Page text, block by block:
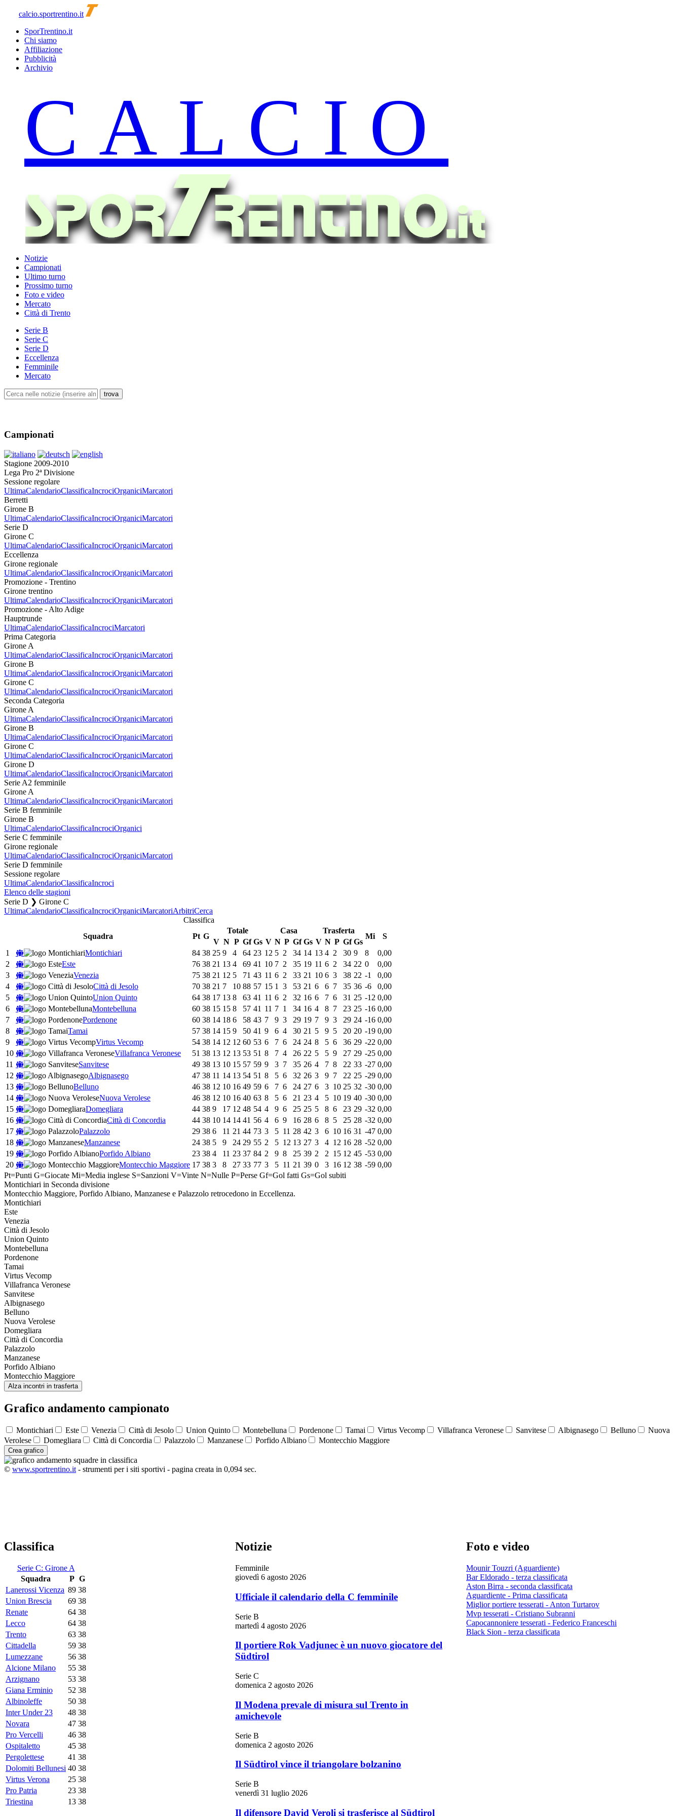
calcio.sportrentino.it
SporTrentino.it
Chi siamo
Affiliazione
Pubblicità
Archivio
Notizie
Campionati
Ultimo turno
Prossimo turno
Foto e video
Mercato
Città di Trento
Serie B
Serie C
Serie D
Eccellenza
Femminile
Mercato
Campionati
Stagione 2009-2010
Lega Pro 2ª Divisione
Sessione regolare
UltimaCalendarioClassificaIncrociOrganiciMarcatori
Berretti
Girone B
UltimaCalendarioClassificaIncrociOrganiciMarcatori
Serie D
Girone C
UltimaCalendarioClassificaIncrociOrganiciMarcatori
Eccellenza
Girone regionale
UltimaCalendarioClassificaIncrociOrganiciMarcatori
Promozione - Trentino
Girone trentino
UltimaCalendarioClassificaIncrociOrganiciMarcatori
Promozione - Alto Adige
Hauptrunde
UltimaCalendarioClassificaIncrociMarcatori
Prima Categoria
Girone A
UltimaCalendarioClassificaIncrociOrganiciMarcatori
Girone B
UltimaCalendarioClassificaIncrociOrganiciMarcatori
Girone C
UltimaCalendarioClassificaIncrociOrganiciMarcatori
Seconda Categoria
Girone A
UltimaCalendarioClassificaIncrociOrganiciMarcatori
Girone B
UltimaCalendarioClassificaIncrociOrganiciMarcatori
Girone C
UltimaCalendarioClassificaIncrociOrganiciMarcatori
Girone D
UltimaCalendarioClassificaIncrociOrganiciMarcatori
Serie A2 femminile
Girone A
UltimaCalendarioClassificaIncrociOrganiciMarcatori
Serie B femminile
Girone B
UltimaCalendarioClassificaIncrociOrganici
Serie C femminile
Girone regionale
UltimaCalendarioClassificaIncrociOrganiciMarcatori
Serie D femminile
Sessione regolare
UltimaCalendarioClassificaIncroci
Elenco delle stagioni
Serie D ❯ Girone C
UltimaCalendarioClassificaIncrociOrganiciMarcatoriArbitriCerca
Classifica
Squadra
Pt G
Totale Casa Trasferta
Mi S
V N P Gf Gs V N P Gf Gs V N P Gf Gs
1
Montichiari 84 38 25 9 4 64 23 12 5 2 34 14 13 4 2 30 9 8
0,00
2
Este 76 38 21 13 4 69 41 10 7 2 35 19 11 6 2 34 22 0
0,00
3
Venezia 75 38 21 12 5 71 43 11 6 2 33 21 10 6 3 38 22 -1
0,00
4
Città di Jesolo 70 38 21 7 10 88 57 15 1 3 53 21 6 6 7 35 36 -6
0,00
5
Union Quinto 64 38 17 13 8 63 41 11 6 2 32 16 6 7 6 31 25 -12 0,00
6
Montebelluna 60 38 15 15 8 57 41 11 7 1 34 16 4 8 7 23 25 -16 0,00
7
Pordenone 60 38 14 18 6 58 43 7 9 3 29 19 7 9 3 29 24 -16 0,00
8
Tamai 57 38 14 15 9 50 41 9 6 4 30 21 5 9 5 20 20 -19 0,00
9
Virtus Vecomp 54 38 14 12 12 60 53 6 7 6 24 24 8 5 6 36 29 -22 0,00
10
Villafranca Veronese 51 38 13 12 13 53 51 8 7 4 26 22 5 5 9 27 29 -25 0,00
11
Sanvitese 49 38 13 10 15 57 59 9 3 7 35 26 4 7 8 22 33 -27 0,00
12
Albignasego 47 38 11 14 13 54 51 8 5 6 32 26 3 9 7 22 25 -29 0,00
13
Belluno 46 38 12 10 16 49 59 6 7 6 24 27 6 3 10 25 32 -30 0,00
14
Nuova Verolese 46 38 12 10 16 40 63 8 5 6 21 23 4 5 10 19 40 -30 0,00
15
Domegliara 44 38 9 17 12 48 54 4 9 6 25 25 5 8 6 23 29 -32 0,00
16
Città di Concordia 44 38 10 14 14 41 56 4 6 9 16 28 6 8 5 25 28 -32 0,00
17
Palazzolo 29 38 6 11 21 44 73 3 5 11 28 42 3 6 10 16 31 -47 0,00
18
Manzanese 24 38 5 9 24 29 55 2 5 12 13 27 3 4 12 16 28 -52 0,00
19
Porfido Albiano 23 38 4 11 23 37 84 2 9 8 25 39 2 2 15 12 45 -53 0,00
20
Montecchio Maggiore 17 38 3 8 27 33 77 3 5 11 21 39 0 3 16 12 38 -59 0,00
Pt=Punti G=Giocate Mi=Media inglese S=Sanzioni V=Vinte N=Nulle P=Perse Gf=Gol fatti Gs=Gol subiti
Montichiari in Seconda divisione
Montecchio Maggiore, Porfido Albiano, Manzanese e Palazzolo retrocedono in Eccellenza.
Montichiari
Este
Venezia
Città di Jesolo
Union Quinto
Montebelluna
Pordenone
Tamai
Virtus Vecomp
Villafranca Veronese
Sanvitese
Albignasego
Belluno
Nuova Verolese
Domegliara
Città di Concordia
Palazzolo
Manzanese
Porfido Albiano
Montecchio Maggiore
Alza incontri in trasferta
Grafico andamento campionato
Montichiari Este Venezia Città di Jesolo Union Quinto Montebelluna Pordenone Tamai Virtus Vecomp Villafranca Veronese Sanvitese Albignasego Belluno
Nuova
Verolese
Domegliara Città di Concordia Palazzolo Manzanese Porfido Albiano Montecchio Maggiore
Crea grafico
© www.sportrentino.it- strumenti per i siti sportivi - pagina creata in 0,094 sec.
Classifica
Serie C: Girone A
Squadra
P G
Lanerossi Vicenza 89 38
Union Brescia
69 38
Renate
64 38
Lecco
64 38
Trento
63 38
Cittadella
59 38
Lumezzane
56 38
Alcione Milano
55 38
Arzignano
53 38
Giana Erminio
52 38
Albinoleffe
50 38
Inter Under 23
48 38
Novara
47 38
Pro Vercelli
46 38
Ospitaletto
45 38
Pergolettese
41 38
Dolomiti Bellunesi 40 38
Virtus Verona
25 38
Pro Patria
23 38
Triestina
13 38
Notizie
Femminile
giovedì 6 agosto 2026
Ufficiale il calendario della C femminile
Serie B
martedì 4 agosto 2026
Il portiere Rok Vadjunec è un nuovo giocatore del
Südtirol
Serie C
domenica 2 agosto 2026
Il Modena prevale di misura sul Trento in
amichevole
Serie B
domenica 2 agosto 2026
Il Südtirol vince il triangolare bolzanino
Serie B
venerdì 31 luglio 2026
Il difensore David Veroli si trasferisce al Südtirol
Foto e video
Mounir Touzri (Aguardiente)
Bar Eldorado - terza classificata
Aston Birra - seconda classificata
Aguardiente - Prima classificata
Miglior portiere tesserati - Anton Turtarov
Mvp tesserati - Cristiano Subranni
Capocannoniere tesserati - Federico Franceschi
Black Sion - terza classificata